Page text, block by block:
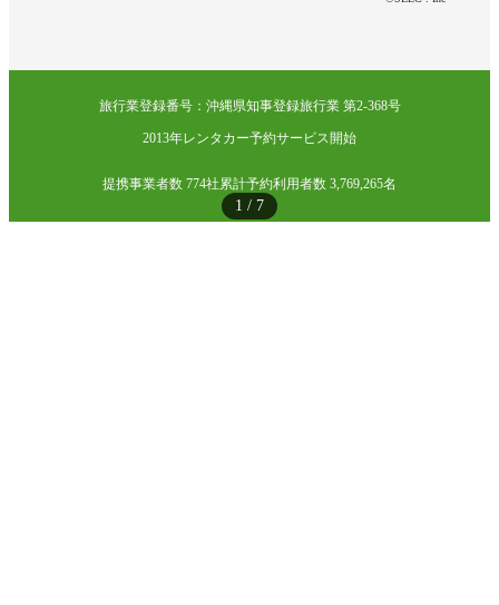
1 / 7
旅行業登録番号：沖縄県知事登録旅行業 第2-368号
2013年レンタカー予約サービス開始
提携事業者数 774社累計予約利用者数 3,769,265名